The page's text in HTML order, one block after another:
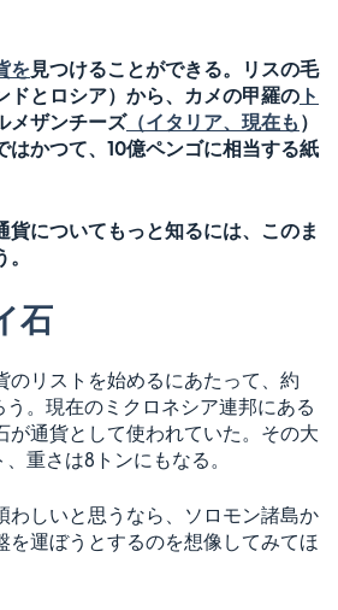
を見つけることができる。リスの毛
ドとロシア）から、カメの甲羅の ト
メザンチーズ（イタリア、現在も ）
はかつて、10億ペンゴに相当する紙
貨についてもっと知るには、このま
石
のリストを始めるにあたって、約
。現在のミクロネシア連邦にある
が通貨として使われていた。その大
重さは8トンにもなる。
わしいと思うなら、ソロモン諸島か
を運ぼうとするのを想像してみてほ